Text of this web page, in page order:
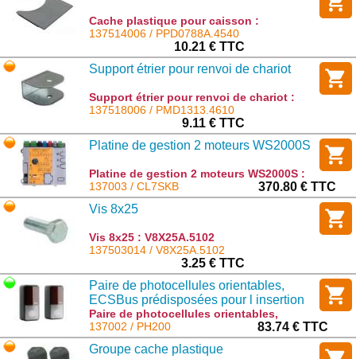
Cache plastique pour caisson :
PPD0788A.4540
137514006 / PPD0788A.4540
10.21 € TTC
Support étrier pour renvoi de chariot
Support étrier pour renvoi de chariot :
PMD1313.4610
137518006 / PMD1313.4610
9.11 € TTC
Platine de gestion 2 moteurs WS2000S
Platine de gestion 2 moteurs WS2000S :
CL7SKB
137003 / CL7SKB
370.80 € TTC
Vis 8x25
Vis 8x25 : V8X25A.5102
137503014 / V8X25A.5102
3.25 € TTC
Paire de photocellules orientables,
ECSBus prédisposées pour l insertion
du module d éclairage LM100 (en
option) compatible aussi chez
NiceHome
Paire de photocellules orientables,
ECSBus prédisposées pour l insertion du
module d éclairage LM100 (en option)
compatible aussi chez NiceHome : PH200
137002 / PH200
83.74 € TTC
Groupe cache plastique